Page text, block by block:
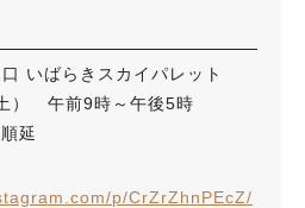
いばらきスカイパレット
） 午前9時～午後5時
延
p/CrZrZhnPEcZ/